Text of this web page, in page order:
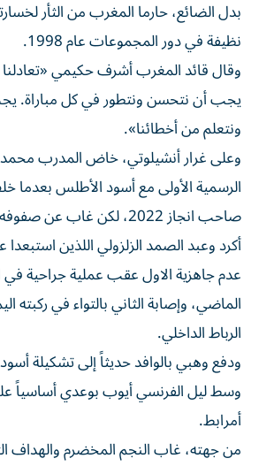
بدل الضائع، حارما المغرب من الثأر
نظيفة في دور المجموعات عام 1998.
وقال قائد المغرب أشرف حكيمي «تعادلنا
يجب أن نتحسن ونتطور في كل مباراة.
ونتعلم من أخطائنا».
وعلى غرار أنشيلوتي، خاض المدرب محمد
الرسمية الأولى مع أسود الأطلس بعدما
صاحب انجاز 2022، لكن
أكرد وعبد الصمد الزلزولي اللذين
عدم جاهزية الاول عقب عملية جراحية
الماضي، وإصابة الثاني بالتواء في
الرباط الداخلي.
ودفع وهبي بالوافد حديثاً إلى تشكيلة
وسط ليل الفرنسي أيوب بوعدي
أمرابط.
من جهته، غاب النجم المخضرم والهداف